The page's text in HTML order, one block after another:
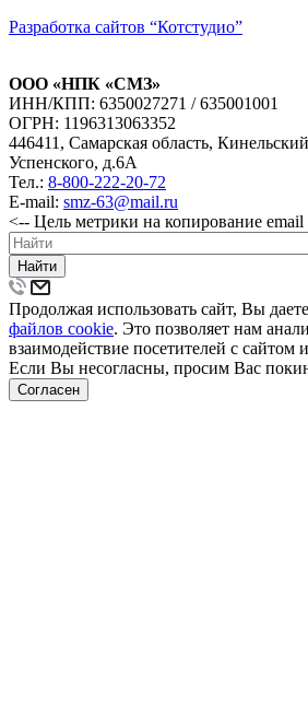
Разработка сайтов “Котстудио”
ООО «НПК «СМЗ»
ИНН/КПП: 6350027271 / 635001001
ОГРН: 1196313063352
446411, Самарская область,
Успенского, д.6А
Тел.: 8-800-222-20-72
E-mail: smz-63@mail.ru
<-- Цель метрики на копирование email
Найти
Продолжая использовать сайт, Вы даете
файлов cookie. Это позволяет нам
взаимодействие посетителей с сайтом
Если Вы несогласны, просим Вас
Согласен